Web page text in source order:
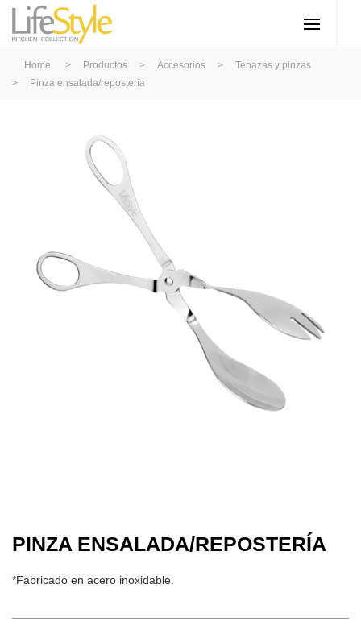
Home > Productos > Accesorios >
Tenazas y pinzas
>
Pinza ensalada/repostería
PINZA ENSALADA/REPOSTERÍA
*Fabricado en acero inoxidable.